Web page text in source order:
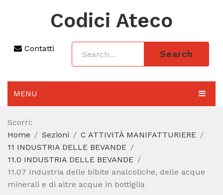
Codici Ateco
Contatti
Search
MENU
AGGIORNAMENTO 2025
SEZIONI
CODICE ATECO A COSA SERVE
Scorri:
Home
Sezioni
C ATTIVITÀ MANIFATTURIERE
11 INDUSTRIA DELLE BEVANDE
11.0 INDUSTRIA DELLE BEVANDE
11.07 Industria delle bibite analcoliche, delle acque
minerali e di altre acque in bottiglia